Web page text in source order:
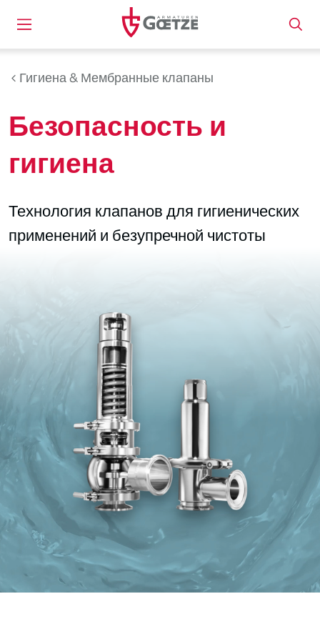
Гигиена & Мембранные клапаны
Безопасность и
гигиена
Технология клапанов для гигиенических
применений и безупречной чистоты